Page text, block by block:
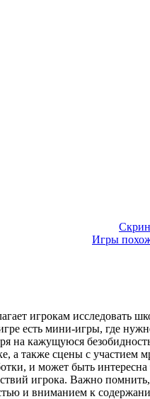
Игры
игрокам исследовать
есть мини-игры, где
на кажущуюся
а также сцены с участием
и может быть интересна
игрока. Важно
и вниманием к